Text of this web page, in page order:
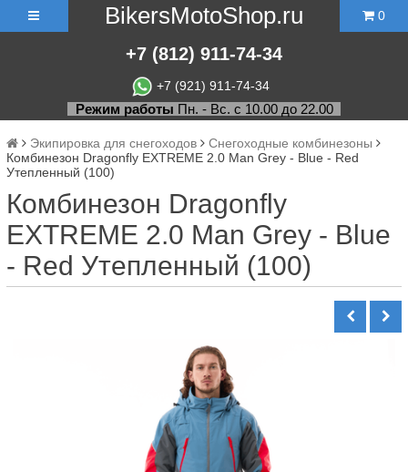
BikersMotoShop.ru
+7 (812) 911-74-34
+7 (921) 911-74-34
0
Режим работы Пн. - Вс. с 10.00 до 22.00
Экипировка для снегоходов
Снегоходные комбинезоны
Комбинезон Dragonfly EXTREME 2.0 Man Grey - Blue - Red
Утепленный (100)
Комбинезон Dragonfly
EXTREME 2.0 Man Grey - Blue
- Red Утепленный (100)